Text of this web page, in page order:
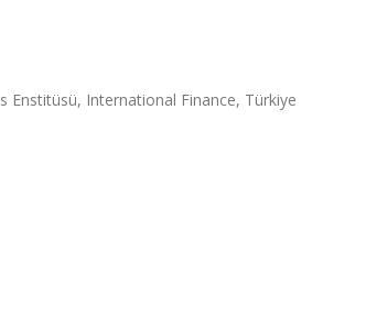
Enstitüsü, International Finance, Türkiye